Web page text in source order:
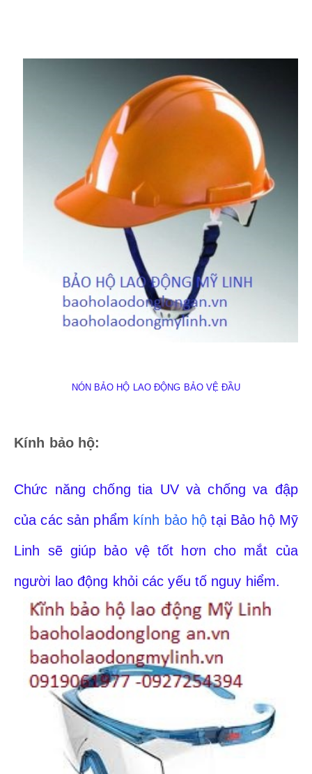
NÓN BẢO HỘ LAO ĐỘNG BẢO VỆ ĐẦU
Kính bảo hộ:
Chức năng chống tia UV và chống va đập
của các sản phẩm kính bảo hộ tại Bảo hộ Mỹ
Linh sẽ giúp bảo vệ tốt hơn cho mắt của
người lao động khỏi các yếu tố nguy hiểm.